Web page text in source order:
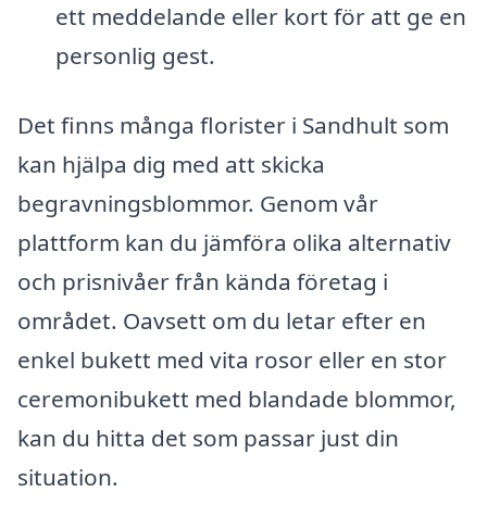
ett meddelande eller kort för att ge en
personlig gest.
Det finns många florister i Sandhult som
kan hjälpa dig med att skicka
begravningsblommor. Genom vår
plattform kan du jämföra olika alternativ
och prisnivåer från kända företag i
området. Oavsett om du letar efter en
enkel bukett med vita rosor eller en stor
ceremonibukett med blandade blommor,
kan du hitta det som passar just din
situation.